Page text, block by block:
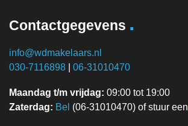
Contactgegevens .
info@wdmakelaars.nl
030-7116898
06-31010470
Maandag t/m vrijdag: 09:00 tot 19:00
Zaterdag: Bel (06-31010470) of stuur een